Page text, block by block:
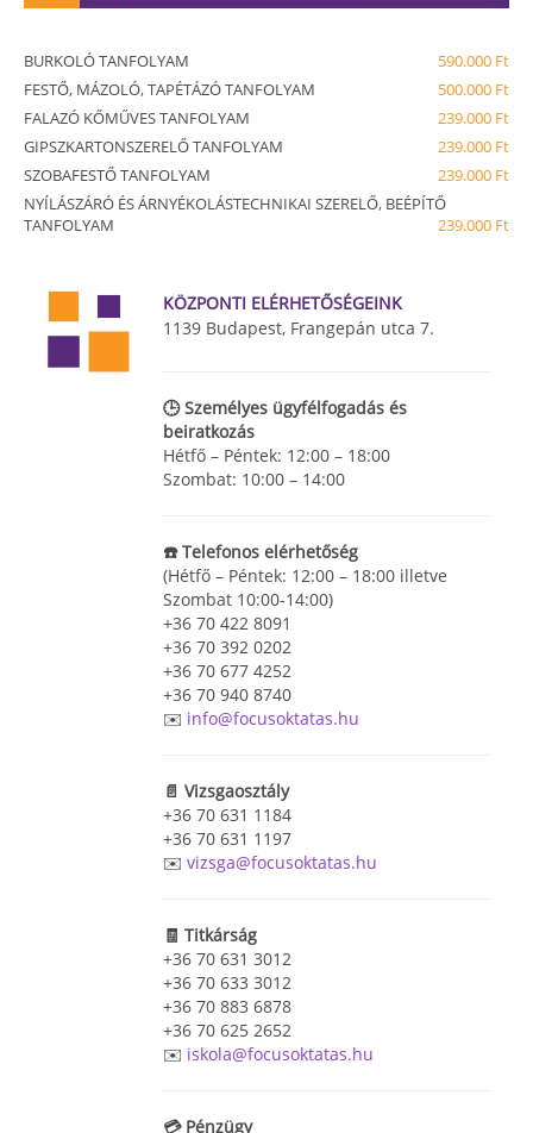
BURKOLÓ TANFOLYAM
590.000 Ft
FESTŐ, MÁZOLÓ, TAPÉTÁZÓ TANFOLYAM
500.000 Ft
FALAZÓ KŐMŰVES TANFOLYAM
239.000 Ft
GIPSZKARTONSZERELŐ TANFOLYAM
239.000 Ft
SZOBAFESTŐ TANFOLYAM
239.000 Ft
NYÍLÁSZÁRÓ ÉS ÁRNYÉKOLÁSTECHNIKAI SZERELŐ, BEÉPÍTŐ
TANFOLYAM
239.000 Ft
KÖZPONTI ELÉRHETŐSÉGEINK
1139 Budapest, Frangepán utca 7.
🕒 Személyes ügyfélfogadás és
beiratkozás
Hétfő – Péntek: 12:00 – 18:00
Szombat: 10:00 – 14:00
☎️ Telefonos elérhetőség
(Hétfő – Péntek: 12:00 – 18:00 illetve
Szombat 10:00-14:00)
+36 70 422 8091
+36 70 392 0202
+36 70 677 4252
+36 70 940 8740
✉️ info@focusoktatas.hu
📄 Vizsgaosztály
+36 70 631 1184
+36 70 631 1197
✉️ vizsga@focusoktatas.hu
🧾 Titkárság
+36 70 631 3012
+36 70 633 3012
+36 70 883 6878
+36 70 625 2652
✉️ iskola@focusoktatas.hu
💳 Pénzügy